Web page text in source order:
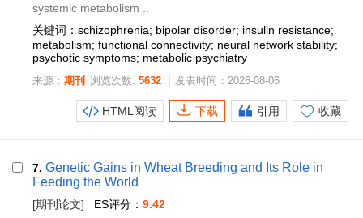
systemic metabolism ..
关键词：schizophrenia; bipolar disorder; insulin resistance;
metabolism; functional connectivity; neural network stability;
psychotic symptoms; metabolic psychiatry
来源： 期刊 浏览次数: 5632 发表时间：2026-08-06
HTML阅读 下载 引用 收藏
7. Genetic Gains in Wheat Breeding and Its Role in
Feeding the World
[期刊论文] ES评分： 9.42